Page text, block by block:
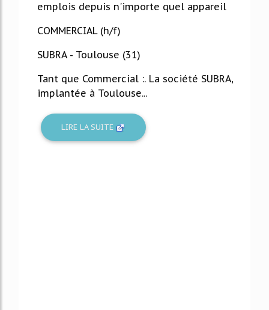
emplois depuis n'importe quel appareil
COMMERCIAL (h/f)
SUBRA - Toulouse (31)
Tant que Commercial :. La société SUBRA,
implantée à Toulouse...
LIRE LA SUITE